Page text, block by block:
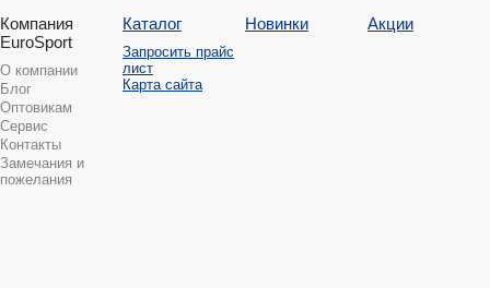
Компания
EuroSport
О компании
Блог
Оптовикам
Сервис
Контакты
Замечания и
пожелания
Каталог
Запросить прайс
лист
Карта сайта
Новинки Акции